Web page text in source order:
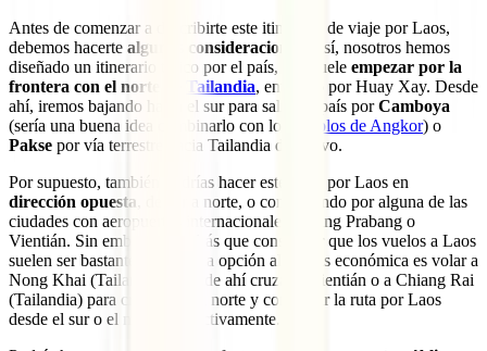
Antes de comenzar a describirte este itinerario de viaje por Laos,
debemos hacerte algunas consideraciones
. Así, nosotros hemos
diseñado un itinerario típico por el país, que suele empezar por la
frontera con el norte de
Tailandia, entrando por Huay Xay. Desde
ahí, iremos bajando hacia el sur para salir del país porCamboya
(sería una buena idea combinarlo con los
templos de Angkor) o
Pakse por vía terrestre hacia Tailandia de nuevo.
Por supuesto, también podrías hacer este viaje por Laos en
dirección opuesta , de sur a norte, o comenzando por alguna de las
ciudades con aeropuertos internacionales: Luang Prabang o
Vientián. Sin embargo, tendrás que considerar que los vuelos a Laos
suelen ser bastante caros. Una opción algo más económica es volar a
Nong Khai (Tailandia) y desde ahí cruzar a Vientián o a Chiang Rai
(Tailandia) para cruzar por el norte y comenzar la ruta por Laos
desde el sur o el norte, respectivamente.